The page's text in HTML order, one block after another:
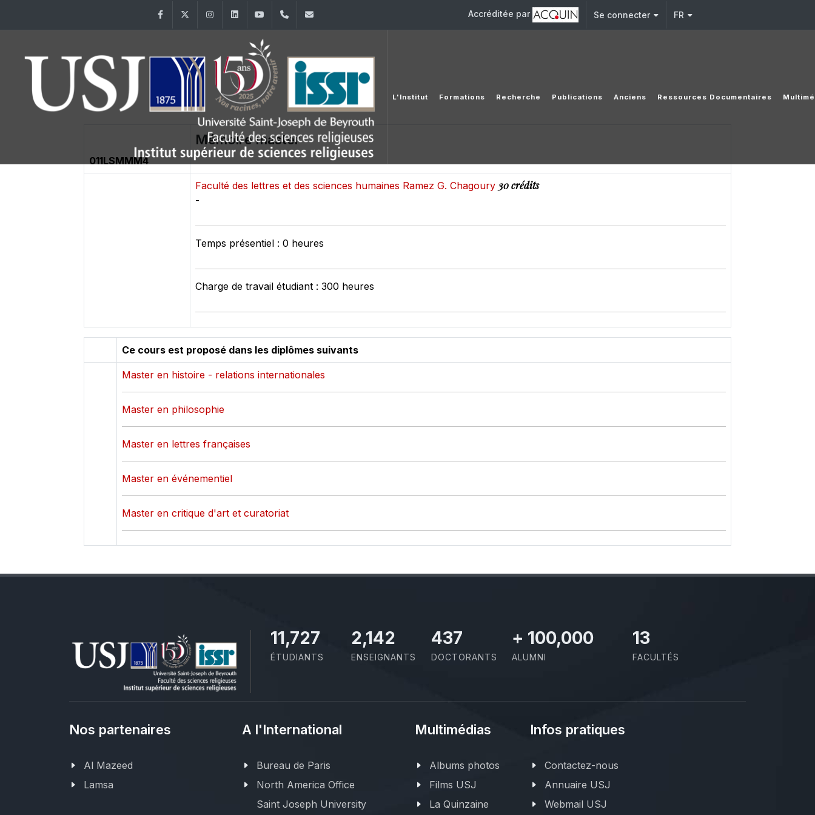
FacebookTwitter InstagramLinkedInYouTube+961 (1) 421 581 Accréditée par Se connecter FR
L'Institut Formations Recherche Publications Anciens Ressources Documentaires
011LSMMM4
Mémoire master
Faculté des lettres et des sciences humaines Ramez G. Chagoury 30 crédits
-
Temps présentiel : 0 heures
Charge de travail étudiant : 300 heures
Ce cours est proposé dans les diplômes suivants
Master en histoire - relations internationales
Master en philosophie
Master en lettres françaises
Master en événementiel
Master en critique d'art et curatoriat
11,727
ÉTUDIANTS
2,142
ENSEIGNANTS
437
DOCTORANTS
+ 100,000
ALUMNI
13
FACULTÉS
Nos partenaires
Al Mazeed
Lamsa
A l'International
Bureau de Paris
North America Office
Saint Joseph University
Multimédias
Albums photos
Films USJ
La Quinzaine
Infos pratiques
Contactez-nous
Annuaire USJ
Webmail USJ